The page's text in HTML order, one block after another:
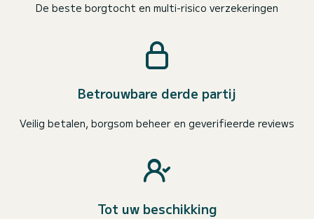
De beste borgtocht en multi-risico verzekeringen
Betrouwbare derde partij
Veilig betalen, borgsom beheer en geverifieerde reviews
Tot uw beschikking